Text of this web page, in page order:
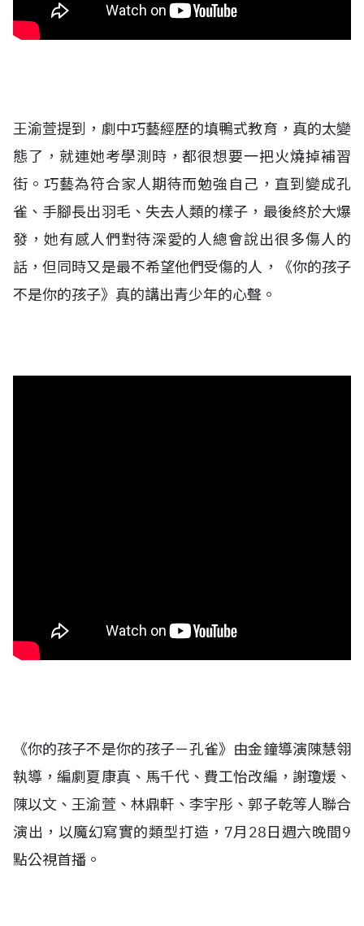
王渝萱提到，劇中巧藝經歷的填鴨式教育，真的太變
態了，就連她考學測時，都很想要一把火燒掉補習
街。巧藝為符合家人期待而勉強自己，直到變成孔
雀、手腳長出羽毛、失去人類的樣子，最後終於大爆
發，她有感人們對待深愛的人總會說出很多傷人的
話，但同時又是最不希望他們受傷的人，《你的孩子
不是你的孩子》真的講出青少年的心聲。
《你的孩子不是你的孩子－孔雀》由金鐘導演陳慧翎
執導，編劇夏康真、馬千代、費工怡改編，謝瓊煖、
陳以文、王渝萱、林鼎軒、李宇彤、郭子乾等人聯合
演出，以魔幻寫實的類型打造，7月28日週六晚間9
點公視首播。